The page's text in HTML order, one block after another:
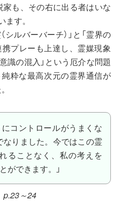
も、その右に出る者はいな
す。
ルバーバーチ）」と「霊界の
携プレーも上達し、霊媒現象
識の混入」という厄介な問題
粋な最高次元の霊界通信が
コントロールがうまくな
りました。今ではこの霊
ることなく、私の考えを
ができます。」
p.23～24